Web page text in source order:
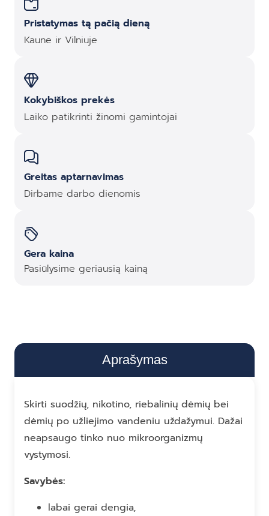
Pristatymas tą pačią dieną
Kaune ir Vilniuje
Kokybiškos prekės
Laiko patikrinti žinomi gamintojai
Greitas aptarnavimas
Dirbame darbo dienomis
Gera kaina
Pasiūlysime geriausią kainą
Aprašymas
Skirti suodžių, nikotino, riebalinių dėmių bei
dėmių po užliejimo vandeniu uždažymui. Dažai
neapsaugo tinko nuo mikroorganizmų
vystymosi.
Savybės:
labai gerai dengia,